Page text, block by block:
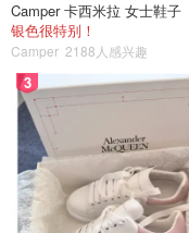
Camper 卡西米拉 女士鞋子
银色很特别！
Camper 2188人感兴趣
3